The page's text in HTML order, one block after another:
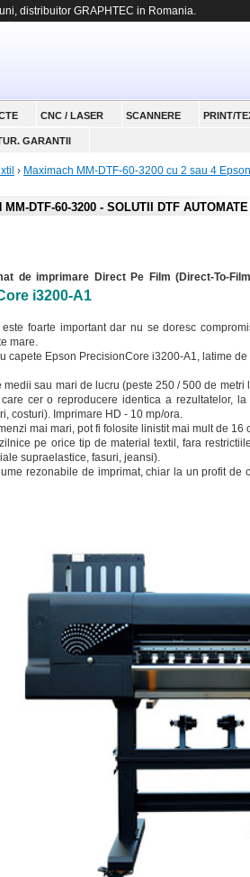
distribuitor GRAPHTEC in Romania.
CNC / LASER SCANNERE PRINT/
GARANTII
› Maximach MM-DTF-60-3200 cu 2 sau 4
MM-DTF-60-3200 - SOLUTII DTF
de imprimare Direct Pe Film (Direct-To-
i3200-A1
foarte important dar nu se doresc
mare.
capete Epson PrecisionCore i3200-A1, latime
medii sau mari de lucru (peste 250 / 500 de
cer o reproducere identica a rezultatelor,
costuri). Imprimare HD - 10 mp/ora.
mai mari, pot fi folosite linistit mai mult de 16
pe orice tip de material textil, fara
supraelastice, fasuri, jeansi).
rezonabile de imprimat, chiar la un profit